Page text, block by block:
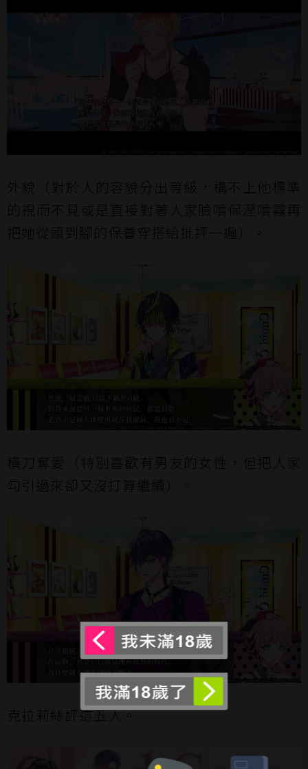
外貌（對於人的容貌分出等級，構不上他標準
的視而不見或是直接對著人家臉噴保溼噴霧再
把她從頭到腳的保養穿搭給批評一遍）。
橫刀奪愛（特別喜歡有男友的女性，但把人家
勾引過來卻又沒打算繼續）。
克拉莉絲評這五人。